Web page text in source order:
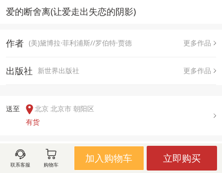
爱的断舍离(让爱走出失恋的阴影)
作者 (美)黛博拉·菲利浦斯//罗伯特·贾德 更多作品
出版社 新世界出版社 更多作品
送至
北京 北京市 朝阳区
有货
用户评论(
联系客服 购物车
加入购物车 立即购买